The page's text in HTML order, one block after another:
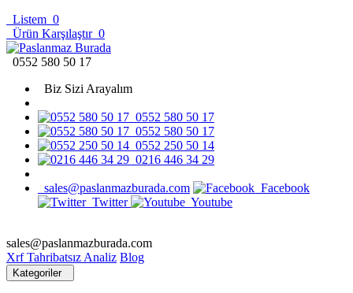
Listem 0
Ürün Karşılaştır 0
0552 580 50 17
Biz Sizi Arayalım
0552 580 50 17
0552 580 50 17
0552 250 50 14
0216 446 34 29
sales@paslanmazburada.com
Facebook
Twitter
Youtube
sales@paslanmazburada.com
Xrf Tahribatsız Analiz Blog
Kategoriler